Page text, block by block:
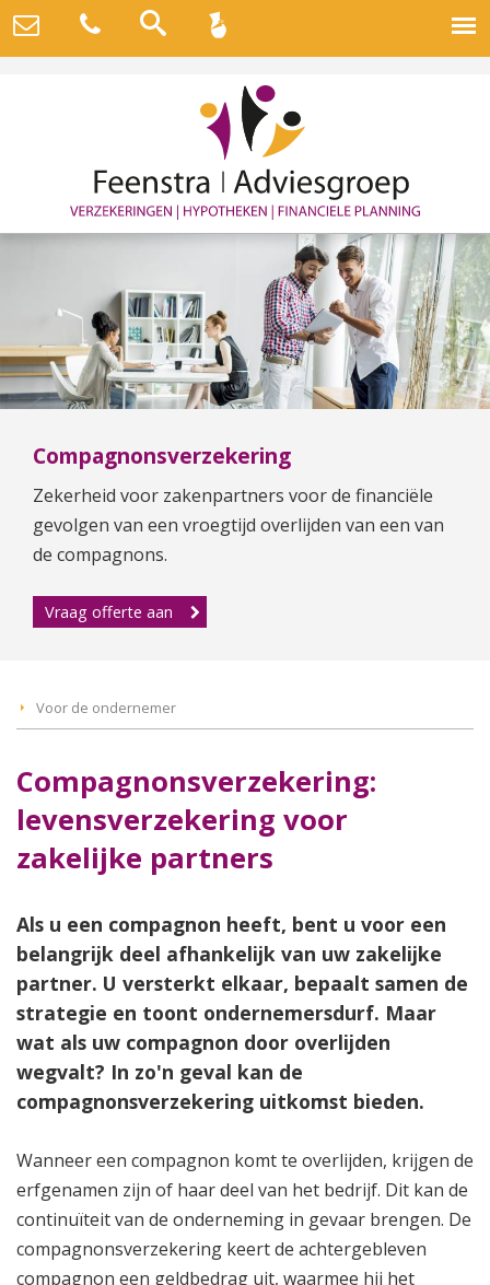
Compagnonsverzekering
Zekerheid voor zakenpartners voor de financiële
gevolgen van een vroegtijd overlijden van een van
de compagnons.
Vraag offerte aan
Voor de ondernemer
Compagnonsverzekering:
levensverzekering voor
zakelijke partners
Als u een compagnon heeft, bent u voor een
belangrijk deel afhankelijk van uw zakelijke
partner. U versterkt elkaar, bepaalt samen de
strategie en toont ondernemersdurf. Maar
wat als uw compagnon door overlijden
wegvalt? In zo'n geval kan de
compagnonsverzekering uitkomst bieden.
Wanneer een compagnon komt te overlijden, krijgen de
erfgenamen zijn of haar deel van het bedrijf. Dit kan de
continuïteit van de onderneming in gevaar brengen. De
compagnonsverzekering keert de achtergebleven
compagnon een geldbedrag uit, waarmee hij het